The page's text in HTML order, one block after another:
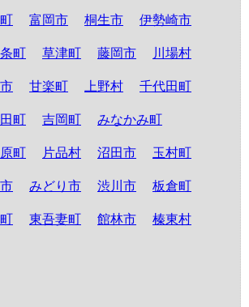
富岡市 桐生市 伊勢崎市
町 草津町 藤岡市 川場村
甘楽町 上野村 千代田町
町 吉岡町 みなかみ町
町 片品村 沼田市 玉村町
みどり市 渋川市 板倉町
東吾妻町 館林市 榛東村